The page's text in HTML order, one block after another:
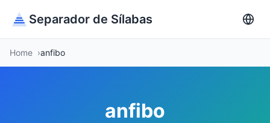
Separador de Sílabas
Home anfibo
anfibo